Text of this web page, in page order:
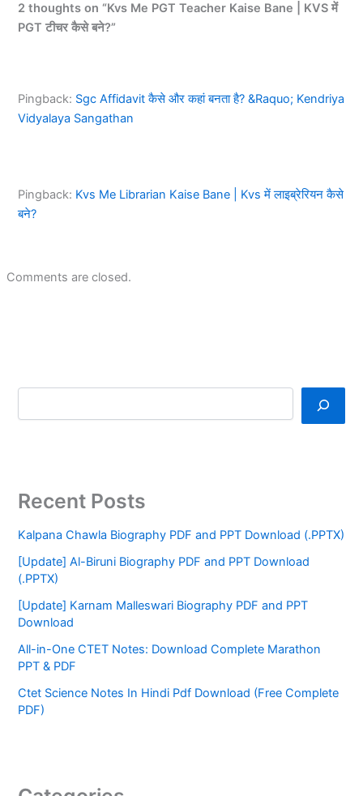
2 thoughts on “Kvs Me PGT Teacher Kaise Bane | KVS में
PGT टीचर कैसे बने?”
Pingback: Sgc Affidavit कैसे और कहां बनता है? &Raquo; Kendriya
Vidyalaya Sangathan
Pingback: Kvs Me Librarian Kaise Bane | Kvs में लाइब्रेरियन कैसे
बने?
Comments are closed.
Recent Posts
Kalpana Chawla Biography PDF and PPT Download (.PPTX)
[Update] Al-Biruni Biography PDF and PPT Download
(.PPTX)
[Update] Karnam Malleswari Biography PDF and PPT
Download
All-in-One CTET Notes: Download Complete Marathon
PPT & PDF
Ctet Science Notes In Hindi Pdf Download (Free Complete
PDF)